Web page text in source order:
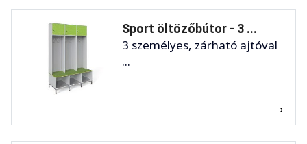
Sport öltözőbútor - 3 ...
3 személyes, zárható ajtóval
...